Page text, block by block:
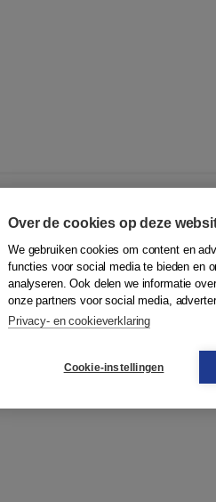
programma om je kennis en
helpt dit boekje je bij het
spellingstekens,
Over de cookies op deze
We gebruiken cookies om content en
functies voor social media te bieden en
analyseren. Ook delen we informatie
onze partners voor social media,
Privacy- en cookieverklaring
Cookie-instellingen